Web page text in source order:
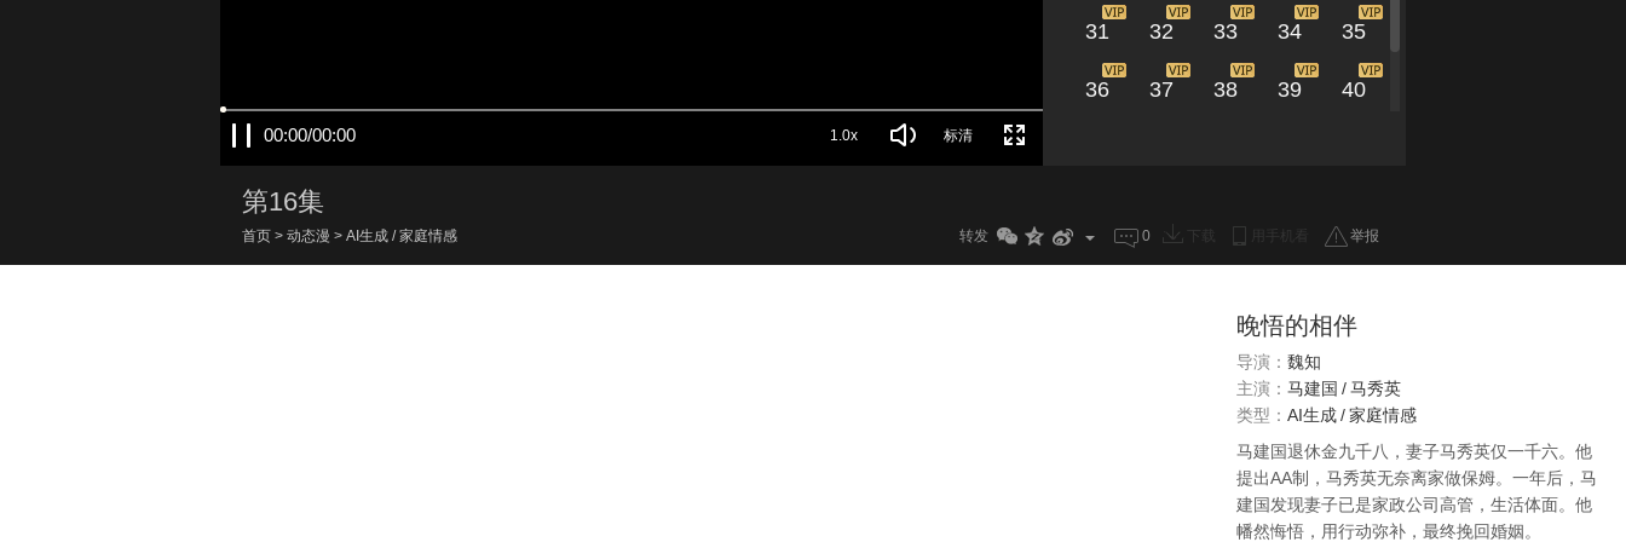
00:00/00:00 1.0x 标清
31 32 33 34 35
36 37 38 39 40
第16集
首页 > 动态漫 > AI生成 / 家庭情感 转发 0 举报
晚悟的相伴
导演： 魏知
主演： 马建国 /马秀英
类型： AI生成/家庭情感
马建国退休金九千八，妻子马秀英仅一千六。他
提出AA制，马秀英无奈离家做保姆。一年后，马
建国发现妻子已是家政公司高管，生活体面。他
幡然悔悟，用行动弥补，最终挽回婚姻。